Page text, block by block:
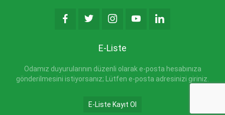
E-Liste
Odamız duyurularının düzenli olarak e-posta hesabınıza
gönderilmesini istiyorsanız; Lütfen e-posta adresinizi giriniz.
E-Liste Kayıt Ol